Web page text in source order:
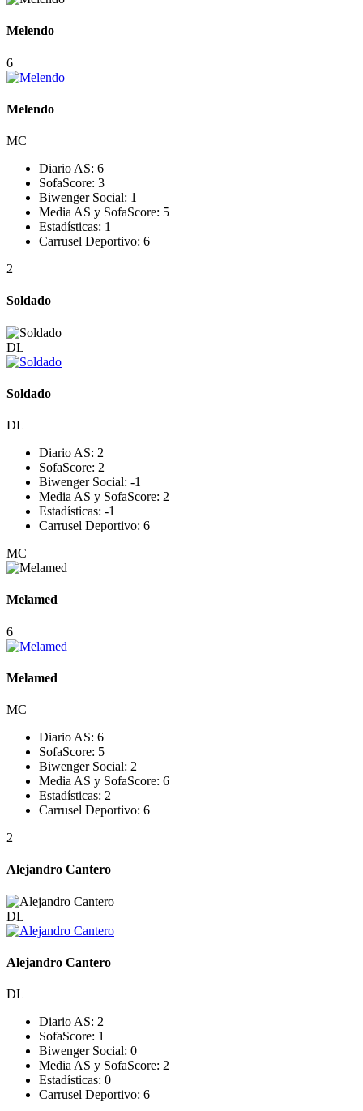
Melendo
6
Melendo
MC
Diario AS: 6
SofaScore: 3
Biwenger Social: 1
Media AS y SofaScore: 5
Estadísticas: 1
Carrusel Deportivo: 6
2
Soldado
DL
Soldado
DL
Diario AS: 2
SofaScore: 2
Biwenger Social: -1
Media AS y SofaScore: 2
Estadísticas: -1
Carrusel Deportivo: 6
MC
Melamed
6
Melamed
MC
Diario AS: 6
SofaScore: 5
Biwenger Social: 2
Media AS y SofaScore: 6
Estadísticas: 2
Carrusel Deportivo: 6
2
Alejandro Cantero
DL
Alejandro Cantero
DL
Diario AS: 2
SofaScore: 1
Biwenger Social: 0
Media AS y SofaScore: 2
Estadísticas: 0
Carrusel Deportivo: 6